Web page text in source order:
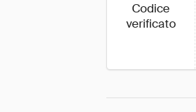
Codice
verificato